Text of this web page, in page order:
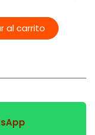
al carrito